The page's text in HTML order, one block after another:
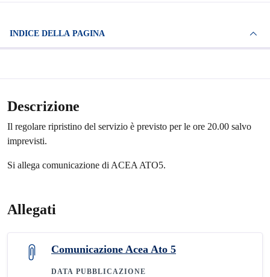
INDICE DELLA PAGINA
Descrizione
Il regolare ripristino del servizio è previsto per le ore 20.00 salvo
imprevisti.
Si allega comunicazione di ACEA ATO5.
Allegati
Comunicazione Acea Ato 5
DATA PUBBLICAZIONE